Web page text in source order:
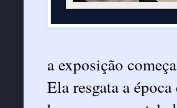
a exposição
Ela resgata a